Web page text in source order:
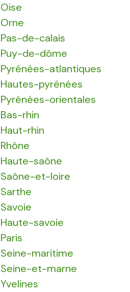
Oise
Orne
Pas-de-calais
Puy-de-dôme
Pyrénées-atlantiques
Hautes-pyrénées
Pyrénées-orientales
Bas-rhin
Haut-rhin
Rhône
Haute-saône
Saône-et-loire
Sarthe
Savoie
Haute-savoie
Paris
Seine-maritime
Seine-et-marne
Yvelines